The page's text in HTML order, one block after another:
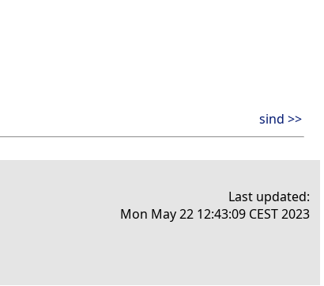
sind >>
Last updated:
Mon May 22 12:43:09 CEST 2023